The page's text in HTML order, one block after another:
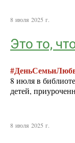
8 июля 2025 г.
Это то,
8 июля в
детей,
8 июля 2025 г.